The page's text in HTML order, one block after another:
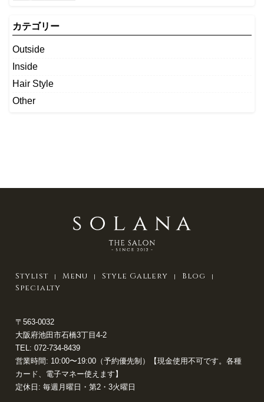
カテゴリー
Outside
Inside
Hair Style
Other
Stylist Menu Style Gallery
Blog
Specialty
〒563-0032
大阪府池田市石橋3丁目4-2
TEL: 072-734-8439
営業時間: 10:00〜19:00（予約優先制）【現金使用不可です。各種
カード、電子マネー使えます】
定休日: 毎週月曜日・第2・3火曜日